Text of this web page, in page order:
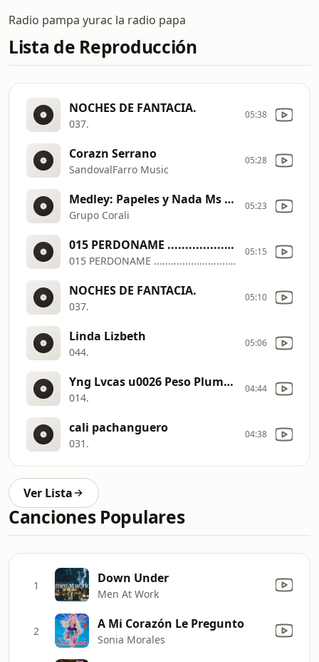
Radio pampa yurac la radio papa
Lista de Reproducción
NOCHES DE FANTACIA.
037.
05:38
Corazn Serrano
SandovalFarro Music
05:28
Medley: Papeles y Nada Ms / Cenizas de Amor
Grupo Corali
05:23
015 PERDONAME .............................sonia morales
015 PERDONAME .............................sonia morales
05:15
NOCHES DE FANTACIA.
037.
05:10
Linda Lizbeth
044.
05:06
Yng Lvcas u0026 Peso Pluma La Bebe Remix (toshi mix)
014.
04:44
cali pachanguero
031.
04:38
Ver Lista
Canciones Populares
1 Down Under
Men At Work
2 A Mi Corazón Le Pregunto
Sonia Morales